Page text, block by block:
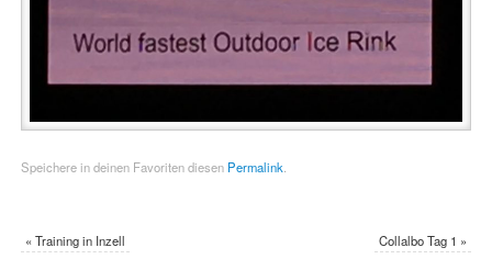
Speichere in deinen Favoriten diesen Permalink
«Training in Inzell Collalbo Tag 1 »